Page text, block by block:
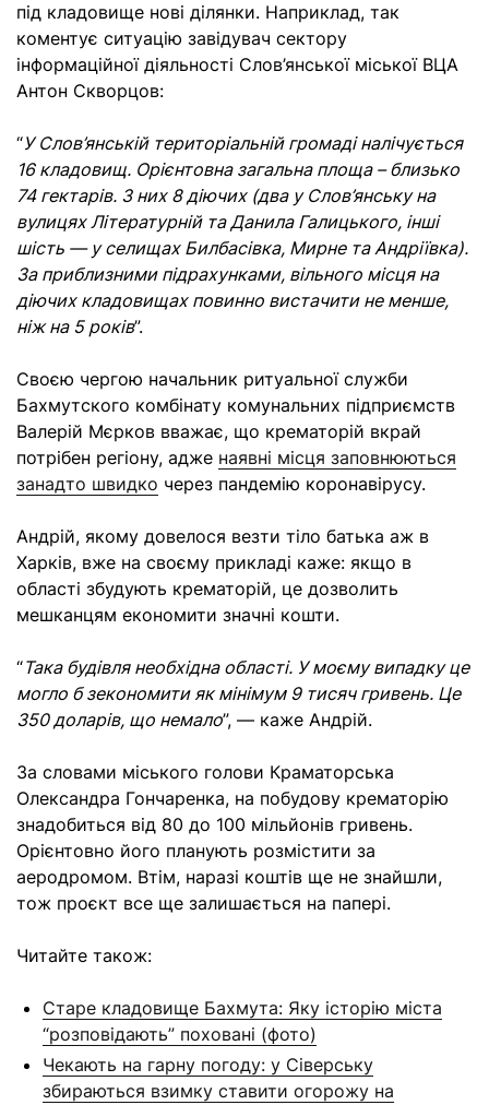
під кладовище нові ділянки. Наприклад, так
коментує ситуацію завідувач сектору
інформаційної діяльності Слов’янської міської ВЦА
Антон Скворцов:
“У Слов’янській територіальній громаді налічується
16 кладовищ. Орієнтовна загальна площа – близько
74 гектарів. З них 8 діючих (два у Слов’янську на
вулицях Літературній та Данила Галицького, інші
шість — у селищах Билбасівка, Мирне та Андріївка).
За приблизними підрахунками, вільного місця на
діючих кладовищах повинно вистачити не менше,
ніж на 5 років”.
Своєю чергою начальник ритуальної служби
Бахмутского комбінату комунальних підприємств
Валерій Мєрков вважає, що крематорій вкрай
потрібен регіону, адже наявні місця заповнюються
занадто швидко через пандемію коронавірусу.
Андрій, якому довелося везти тіло батька аж в
Харків, вже на своєму прикладі каже: якщо в
області збудують крематорій, це дозволить
мешканцям економити значні кошти.
“Така будівля необхідна області. У моєму випадку це
могло б зекономити як мінімум 9 тисяч гривень. Це
350 доларів, що немало”, — каже Андрій.
За словами міського голови Краматорська
Олександра Гончаренка, на побудову крематорію
знадобиться від 80 до 100 мільйонів гривень.
Орієнтовно його планують розмістити за
аеродромом. Втім, наразі коштів ще не знайшли,
тож проєкт все ще залишається на папері.
Читайте також:
Старе кладовище Бахмута: Яку історію міста
“розповідають” поховані (фото)
Чекають на гарну погоду: у Сіверську
збираються взимку ставити огорожу на